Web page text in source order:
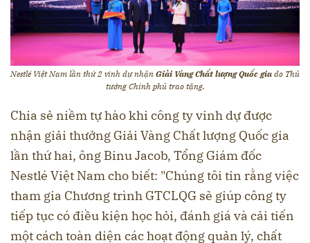
Nestlé Việt Nam lần thứ 2 vinh dự nhận Giải Vàng Chất lượng Quốc gia do Thủ
tướng Chính phủ trao tặng.
Chia sẻ niềm tự hào khi công ty vinh dự được
nhận giải thưởng Giải Vàng Chất lượng Quốc gia
lần thứ hai, ông Binu Jacob, Tổng Giám đốc
Nestlé Việt Nam cho biết: "Chúng tôi tin rằng việc
tham gia Chương trình GTCLQG sẽ giúp công ty
tiếp tục có điều kiện học hỏi, đánh giá và cải tiến
một cách toàn diện các hoạt động quản lý, chất